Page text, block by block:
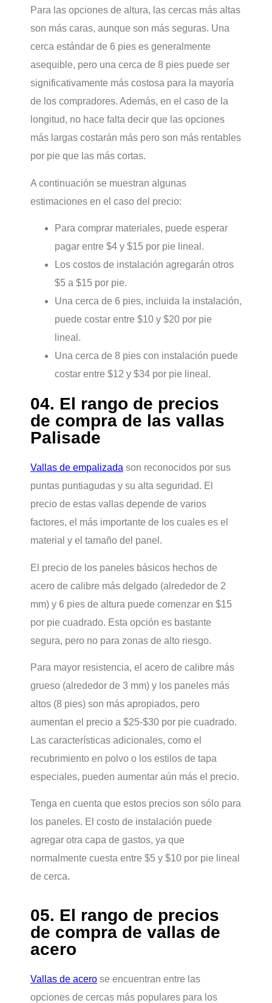
Para las opciones de altura, las cercas más altas
son más caras, aunque son más seguras. Una
cerca estándar de 6 pies es generalmente
asequible, pero una cerca de 8 pies puede ser
significativamente más costosa para la mayoría
de los compradores. Además, en el caso de la
longitud, no hace falta decir que las opciones
más largas costarán más pero son más rentables
por pie que las más cortas.
A continuación se muestran algunas
estimaciones en el caso del precio:
Para comprar materiales, puede esperar
pagar entre $4 y $15 por pie lineal.
Los costos de instalación agregarán otros
$5 a $15 por pie.
Una cerca de 6 pies, incluida la instalación,
puede costar entre $10 y $20 por pie
lineal.
Una cerca de 8 pies con instalación puede
costar entre $12 y $34 por pie lineal.
04. El rango de precios
de compra de las vallas
Palisade
Vallas de empalizada son reconocidos por sus
puntas puntiagudas y su alta seguridad. El
precio de estas vallas depende de varios
factores, el más importante de los cuales es el
material y el tamaño del panel.
El precio de los paneles básicos hechos de
acero de calibre más delgado (alrededor de 2
mm) y 6 pies de altura puede comenzar en $15
por pie cuadrado. Esta opción es bastante
segura, pero no para zonas de alto riesgo.
Para mayor resistencia, el acero de calibre más
grueso (alrededor de 3 mm) y los paneles más
altos (8 pies) son más apropiados, pero
aumentan el precio a $25-$30 por pie cuadrado.
Las características adicionales, como el
recubrimiento en polvo o los estilos de tapa
especiales, pueden aumentar aún más el precio.
Tenga en cuenta que estos precios son sólo para
los paneles. El costo de instalación puede
agregar otra capa de gastos, ya que
normalmente cuesta entre $5 y $10 por pie lineal
de cerca.
05. El rango de precios
de compra de vallas de
acero
Vallas de acero se encuentran entre las
opciones de cercas más populares para los